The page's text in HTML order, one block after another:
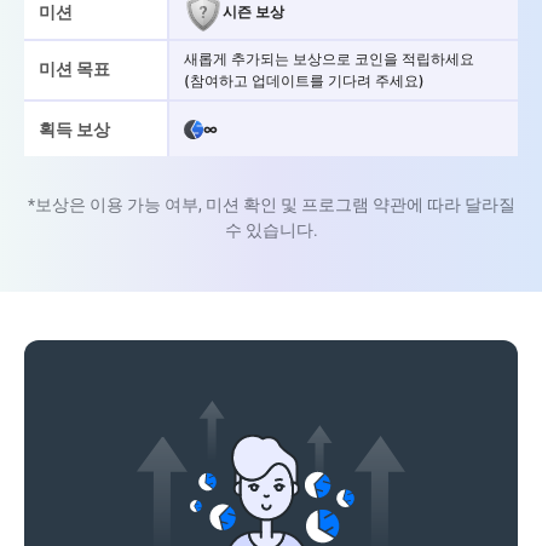
미션 시즌 보상
미션 목표
새롭게 추가되는 보상으로 코인을 적립하세요
(참여하고 업데이트를 기다려 주세요)
획득 보상 ∞
*보상은 이용 가능 여부, 미션 확인 및 프로그램 약관에 따라 달라질
수 있습니다.